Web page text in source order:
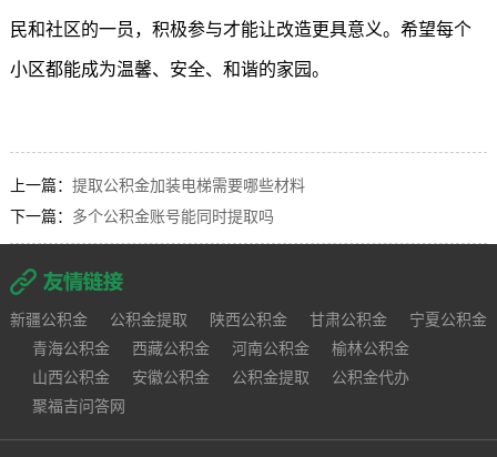
民和社区的一员，积极参与才能让改造更具意义。希望每个
小区都能成为温馨、安全、和谐的家园。
上一篇： 提取公积金加装电梯需要哪些材料
下一篇： 多个公积金账号能同时提取吗
新疆公积金 公积金提取 陕西公积金 甘肃公积金
宁夏公积金
青海公积金
西藏公积金 河南公积金
榆林公积金
山西公积金
安徽公积金 公积金提取
公积金代办
聚福吉问答网